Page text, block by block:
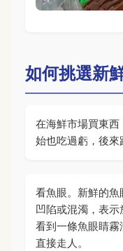
如何挑選新
在海鮮市場買東
始也吃過虧，後來
看魚眼。新鮮的
凹陷或混濁，表
看到一條魚眼睛
直接走人。